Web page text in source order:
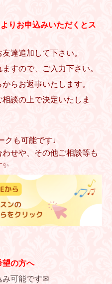
りお申込みいただくとス
達追加して下さい。
すので、ご入力下さい。
らお返事いたします。
談の上で決定いたしま
クも可能です♩
せや、その他ご相談等も
望の方へ
み可能です✉